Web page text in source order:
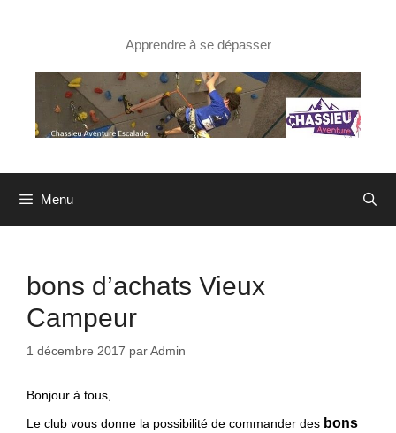
Apprendre à se dépasser
Menu
bons d’achats Vieux
Campeur
1 décembre 2017 parAdmin
Bonjour à tous,
Le club vous donne la possibilité de commander des bons